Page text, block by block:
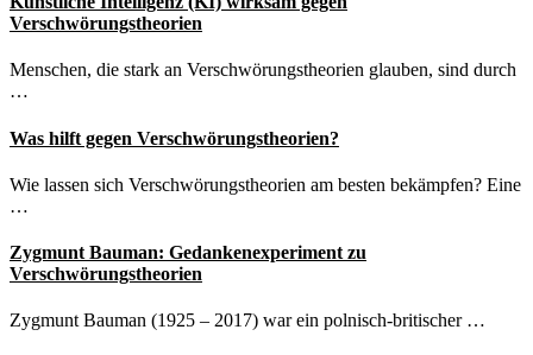
Verschwörungstheorien
Menschen, die stark an Verschwörungstheorien glauben, sind durch
…
Was hilft gegen Verschwörungstheorien?
Wie lassen sich Verschwörungstheorien am besten bekämpfen? Eine
…
Zygmunt Bauman: Gedankenexperiment zu
Verschwörungstheorien
Zygmunt Bauman (1925 – 2017) war ein polnisch-britischer …